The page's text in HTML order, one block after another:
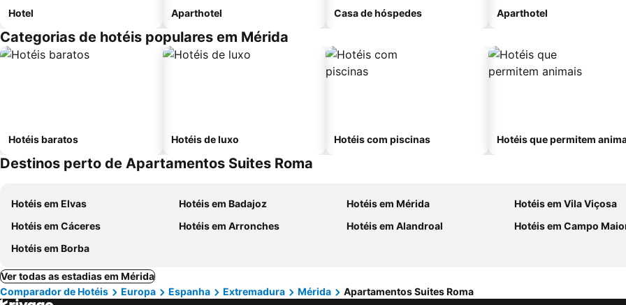
Hotel Aparthotel Casa de hóspedes Aparthotel
Categorias de hotéis populares em Mérida
Hotéis baratos Hotéis de luxo Hotéis com piscinas Hotéis que permitem
Destinos perto de Apartamentos Suites Roma
Hotéis em Elvas Hotéis em Badajoz Hotéis em Mérida
Hotéis em Vila Viçosa
Hotéis em Cáceres
Hotéis em Arronches Hotéis em Alandroal
Hotéis em Campo
Hotéis em Borba
Ver todas as estadias em Mérida
Comparador de Hotéis
Europa Espanha Extremadura Mérida Apartamentos Suites Roma